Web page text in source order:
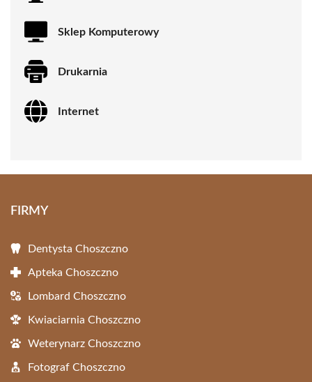
Sklep Komputerowy
Drukarnia
Internet
FIRMY
Dentysta Choszczno
Apteka Choszczno
Lombard Choszczno
Kwiaciarnia Choszczno
Weterynarz Choszczno
Fotograf Choszczno